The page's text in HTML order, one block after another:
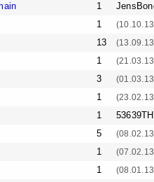
1
1
13
1
3
1
1
5
1
1